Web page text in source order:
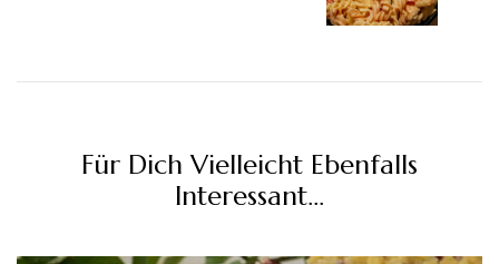
Für Dich Vielleicht Ebenfalls
Interessant...